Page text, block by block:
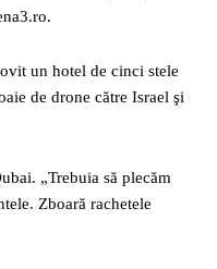
un hotel de cinci stele
de drone către Israel şi
„Trebuia să plecăm
Zboară rachetele